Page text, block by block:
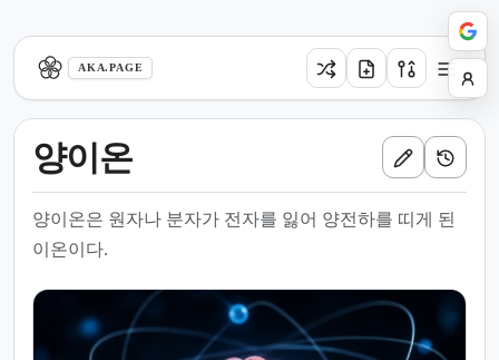
AKA.PAGE
양이온
양이온은 원자나 분자가 전자를 잃어 양전하를 띠게 된
이온이다.